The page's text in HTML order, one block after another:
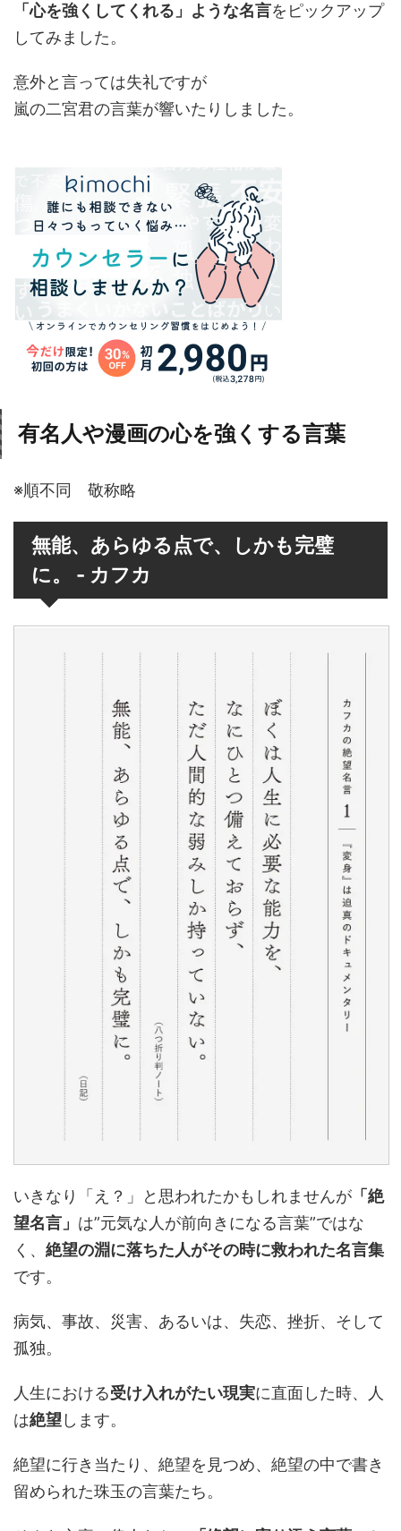
「心を強くしてくれる」ような名言をピックアップ
してみました。
意外と言っては失礼ですが
嵐の二宮君の言葉が響いたりしました。
有名人や漫画の心を強くする言葉
※順不同 敬称略
無能、あらゆる点で、しかも完璧
に。 - カフカ
いきなり「え？」と思われたかもしれませんが 「絶
望名言」 は”元気な人が前向きになる言葉”ではな
く、 絶望の淵に落ちた人がその時に救われた名言集
です。
病気、事故、災害、あるいは、失恋、挫折、そして
孤独。
人生における受け入れがたい現実に直面した時、人
は絶望します。
絶望に行き当たり、絶望を見つめ、絶望の中で書き
留められた珠玉の言葉たち。